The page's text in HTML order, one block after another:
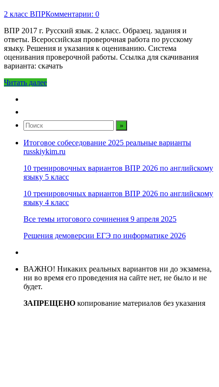
2 класс ВПРКомментарии: 0
ВПР 2017 г. Русский язык. 2 класс. Образец. задания и
ответы. Всероссийская проверочная работа по русскому
языку. Решения и указания к оцениванию. Система
оценивания проверочной работы. Ссылка для скачивания
варианта: скачать
Читать далее
Итоговое собеседование 2025 реальные варианты
russkiykim.ru
10 тренировочных вариантов ВПР 2026 по английскому
языку 5 класс
10 тренировочных вариантов ВПР 2026 по английскому
языку 4 класс
Все темы итогового сочинения 9 апреля 2025
Решения демоверсии ЕГЭ по информатике 2026
ВАЖНО! Никаких реальных вариантов ни до экзамена,
ни во время его проведения на сайте нет, не было и не
будет.
ЗАПРЕЩЕНО копирование материалов без указания